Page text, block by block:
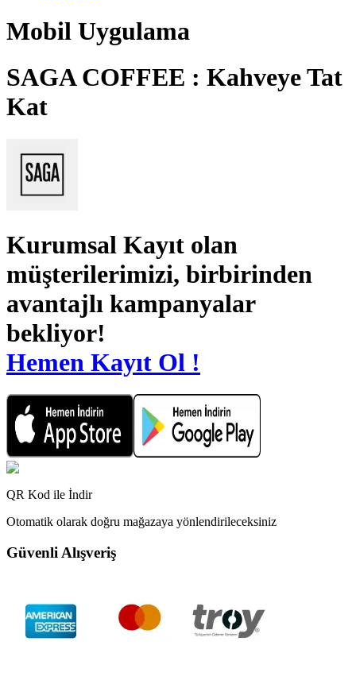
Mobil Uygulama
SAGA COFFEE : Kahveye Tat
Kat
Kurumsal Kayıt olan
müşterilerimizi, birbirinden
avantajlı kampanyalar
bekliyor!
Hemen Kayıt Ol !
QR Kod ile İndir
Otomatik olarak doğru mağazaya yönlendirileceksiniz
Güvenli Alışveriş